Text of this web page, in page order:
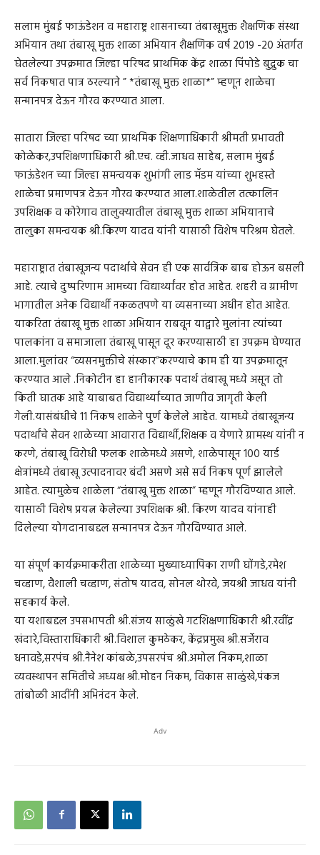
सलाम मुंबई फाऊंडेशन व महाराष्ट्र शासनाच्या तंबाखूमुक्त शैक्षणिक संस्था
अभियान तथा तंबाखू मुक्त शाळा अभियान शैक्षणिक वर्ष 2019 -20 अंतर्गत
घेतलेल्या उपक्रमात जिल्हा परिषद प्राथमिक केंद्र शाळा पिंपोडे बुद्रुक चा
सर्व निकषात पात्र ठरल्याने ” *तंबाखू मुक्त शाळा*” म्हणून शाळेचा
सन्मानपत्र देऊन गौरव करण्यात आला.
सातारा जिल्हा परिषद च्या प्राथमिक शिक्षणाधिकारी श्रीमती प्रभावती
कोळेकर,उपशिक्षणाधिकारी श्री.एच. व्ही.जाधव साहेब, सलाम मुंबई
फाऊंडेशन च्या जिल्हा समन्वयक शुभांगी लाड मॅडम यांच्या शुभहस्ते
शाळेचा प्रमाणपत्र देऊन गौरव करण्यात आला.शाळेतील तत्कालिन
उपशिक्षक व कोरेगाव तालुक्यातील तंबाखू मुक्त शाळा अभियानाचे
तालुका समन्वयक श्री.किरण यादव यांनी यासाठी विशेष परिश्रम घेतले.
महाराष्ट्रात तंबाखूजन्य पदार्थाचे सेवन ही एक सार्वत्रिक बाब होऊन बसली
आहे. त्याचे दुष्परिणाम आमच्या विद्यार्थ्यांवर होत आहेत. शहरी व ग्रामीण
भागातील अनेक विद्यार्थी नकळतपणे या व्यसनाच्या अधीन होत आहेत.
याकरिता तंबाखू मुक्त शाळा अभियान राबवून याद्वारे मुलांना त्यांच्या
पालकांना व समाजाला तंबाखू पासून दूर करण्यासाठी हा उपक्रम घेण्यात
आला.मुलांवर “व्यसनमुक्तीचे संस्कार”करण्याचे काम ही या उपक्रमातून
करण्यात आले .निकोटीन हा हानीकारक पदार्थ तंबाखू मध्ये असून तो
किती घातक आहे याबाबत विद्यार्थ्यांच्यात जाणीव जागृती केली
गेली.यासंबंधीचे 11 निकष शाळेने पुर्ण केलेले आहेत. यामध्ये तंबाखूजन्य
पदार्थांचे सेवन शाळेच्या आवारात विद्यार्थी,शिक्षक व येणारे ग्रामस्थ यांनी न
करणे, तंबाखू विरोधी फलक शाळेमध्ये असणे, शाळेपासून 100 यार्ड
क्षेत्रांमध्ये तंबाखू उत्पादनावर बंदी असणे असे सर्व निकष पूर्ण झालेले
आहेत. त्यामुळेच शाळेला “तंबाखू मुक्त शाळा” म्हणून गौरविण्यात आले.
यासाठी विशेष प्रयत्न केलेल्या उपशिक्षक श्री. किरण यादव यांनाही
दिलेल्या योगदानाबद्दल सन्मानपत्र देऊन गौरविण्यात आले.
या संपूर्ण कार्यक्रमाकरीता शाळेच्या मुख्याध्यापिका राणी घोंगडे,रमेश
चव्हाण, वैशाली चव्हाण, संतोष यादव, सोनल थोरवे, जयश्री जाधव यांनी
सहकार्य केले.
या यशाबद्दल उपसभापती श्री.संजय साळुंखे गटशिक्षणाधिकारी श्री.रवींद्र
खंदारे,विस्ताराधिकारी श्री.विशाल कुमठेकर, केंद्रप्रमुख श्री.सर्जेराव
धनावडे,सरपंच श्री.नैनेश कांबळे,उपसरपंच श्री.अमोल निकम,शाळा
व्यवस्थापन समितीचे अध्यक्ष श्री.मोहन निकम, विकास साळुंखे,पंकज
तांबोळी आदींनी अभिनंदन केले.
Adv